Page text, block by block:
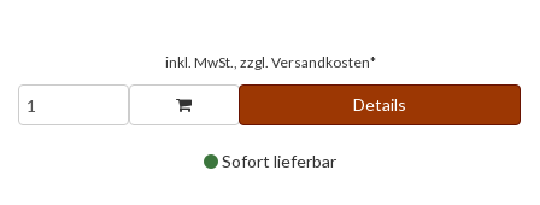
inkl. MwSt., zzgl. Versandkosten*
Details
Sofort lieferbar